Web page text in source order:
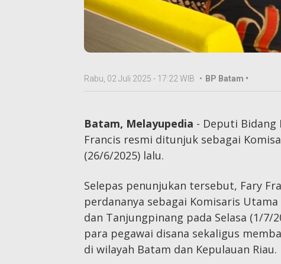
Rabu, 02 Juli 2025 - 17:22 WIB • BP Batam •
Batam, Melayupedia - Deputi Bidang
Francis resmi ditunjuk sebagai
(26/6/2025) lalu.
Selepas penunjukan tersebut, Fary
perdananya sebagai Komisaris
dan Tanjungpinang pada Selasa (1/
para pegawai disana sekaligus
di wilayah Batam dan Kepulauan Riau.